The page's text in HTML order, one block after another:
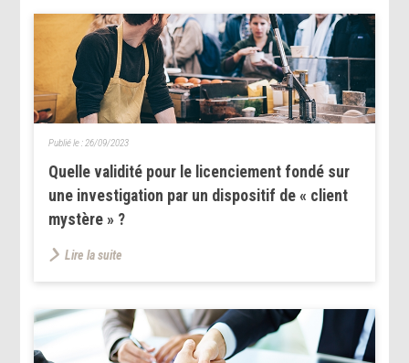
Quelle validité pour le licenciement fondé sur
une investigation par un dispositif de « client
mystère » ?
Publié le : 26/09/2023
Lire la suite